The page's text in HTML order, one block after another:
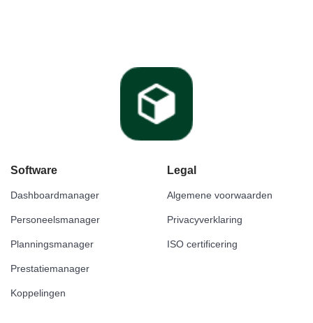
Software
Dashboardmanager
Personeelsmanager
Planningsmanager
Prestatiemanager
Koppelingen
Legal
Algemene voorwaarden
Privacyverklaring
ISO certificering